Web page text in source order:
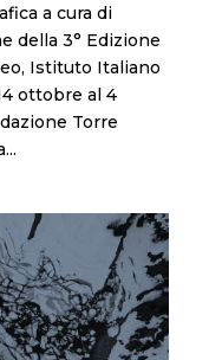
a cura di
della 3° Edizione
Istituto Italiano
ottobre al 4
Torre